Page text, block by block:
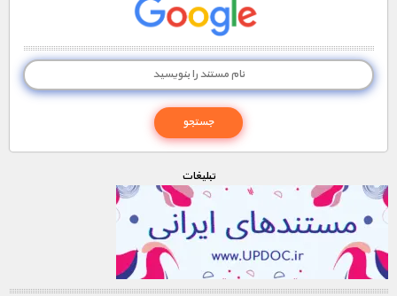
1900 تومان – خريد قسمت 17 (افزودن به سبد خريد)
تبليغات